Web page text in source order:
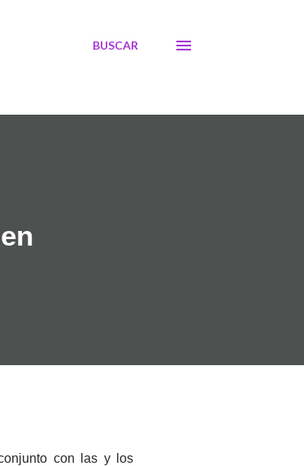
BUSCAR
con las y los